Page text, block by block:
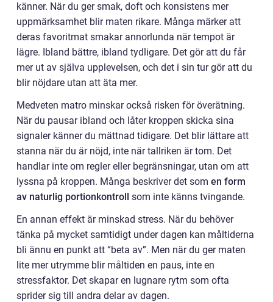
känner. När du ger smak, doft och konsistens mer
uppmärksamhet blir maten rikare. Många märker att
deras favoritmat smakar annorlunda när tempot är
lägre. Ibland bättre, ibland tydligare. Det gör att du får
mer ut av själva upplevelsen, och det i sin tur gör att du
blir nöjdare utan att äta mer.
Medveten matro minskar också risken för överätning.
När du pausar ibland och låter kroppen skicka sina
signaler känner du mättnad tidigare. Det blir lättare att
stanna när du är nöjd, inte när tallriken är tom. Det
handlar inte om regler eller begränsningar, utan om att
lyssna på kroppen. Många beskriver det som en form
av naturlig portionkontroll som inte känns tvingande.
En annan effekt är minskad stress. När du behöver
tänka på mycket samtidigt under dagen kan måltiderna
bli ännu en punkt att “beta av”. Men när du ger maten
lite mer utrymme blir måltiden en paus, inte en
stressfaktor. Det skapar en lugnare rytm som ofta
sprider sig till andra delar av dagen.